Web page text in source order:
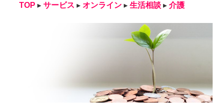
TOP ▸ サービス ▸ オンライン ▸ 生活相談 ▸ 介護